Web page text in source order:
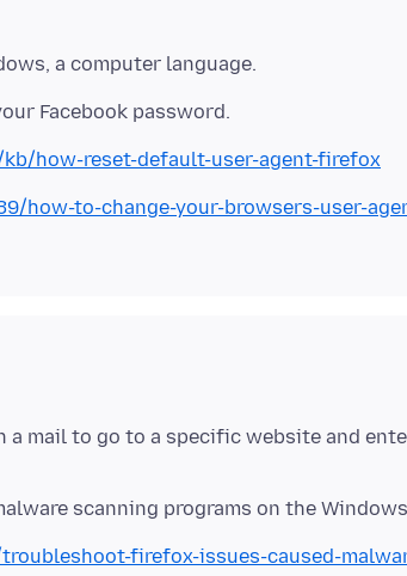
how-reset-default-user-agent-firefox
how-to-change-your-browsers-user-
a mail to go to a specific website and
firefox-issues-caused-